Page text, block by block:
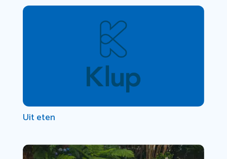
Uit eten